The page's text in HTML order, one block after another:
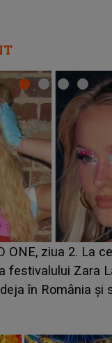
concurentă din
pe Emanuel.
Alexandra?!